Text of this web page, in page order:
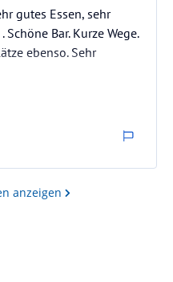
gutes Essen, sehr
Bar. Kurze Wege.
ebenso. Sehr
anzeigen